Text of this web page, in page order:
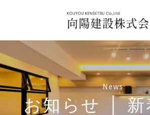
お知らせ │ 新
News